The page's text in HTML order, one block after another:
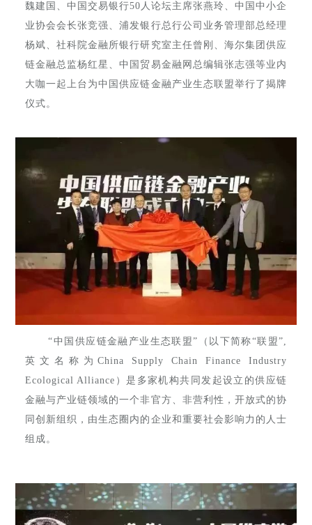
魏建国、中国交易银行50人论坛主席张燕玲、中国中小企
业协会会长张竞强、浦发银行总行公司业务管理部总经理
杨斌、社科院金融所银行研究室主任曾刚、海尔集团供应
链金融总监杨红星、中国贸易金融网总编辑张志强等业内
大咖一起上台为中国供应链金融产业生态联盟举行了揭牌
仪式。
“中国供应链金融产业生态联盟”（以下简称“联盟”,
英文名称为China Supply Chain Finance Industry
Ecological Alliance）是多家机构共同发起设立的供应链
金融与产业链领域的一个非官方、非营利性，开放式的协
同创新组织，由生态圈内的企业和重要社会影响力的人士
组成。